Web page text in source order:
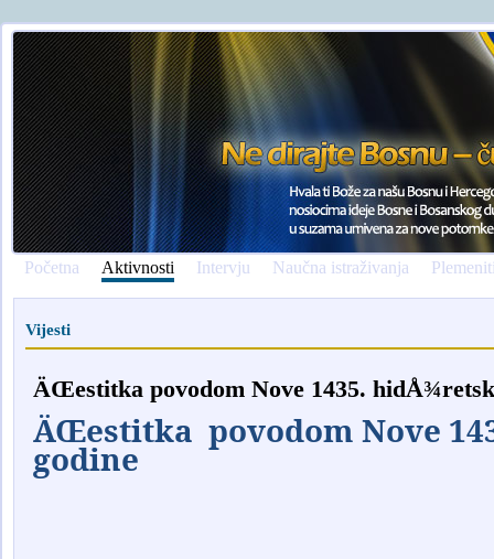
Početna Aktivnosti Intervju Naučna istraživanja
Vijesti
ÄŒestitka povodom Nove 1435.
ÄŒestitka povodom Nove
godine